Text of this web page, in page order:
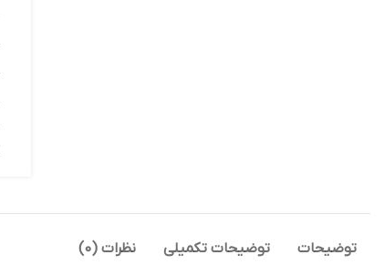
توضیحات توضیحات تکمیلی نظرات (0)